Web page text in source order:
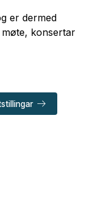
er dermed
konsertar